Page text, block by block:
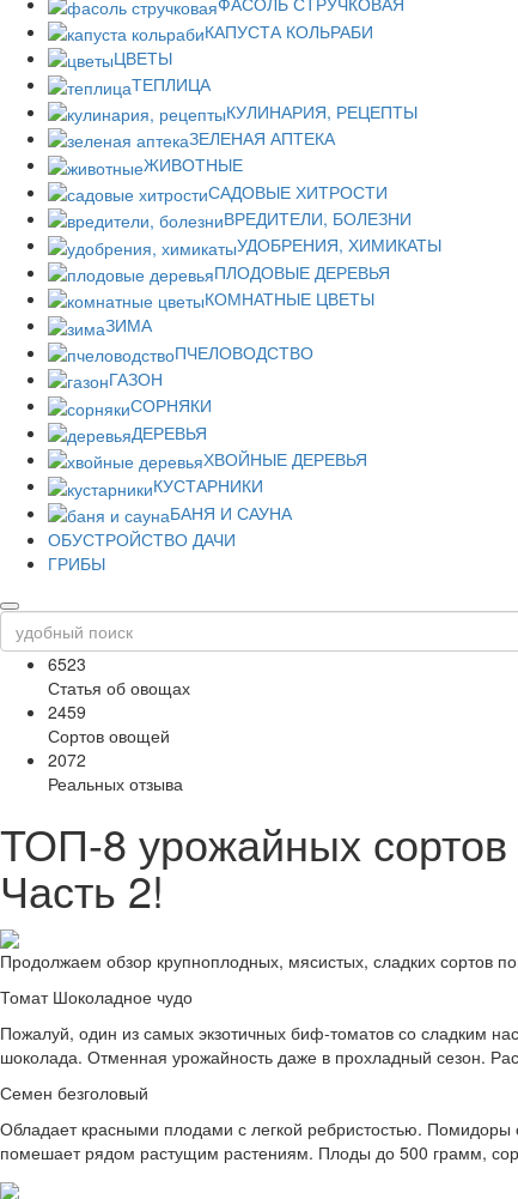
КАПУСТА КОЛЬРАБИ
ЦВЕТЫ
ТЕПЛИЦА
КУЛИНАРИЯ, РЕЦЕПТЫ
ЗЕЛЕНАЯ АПТЕКА
ЖИВОТНЫЕ
САДОВЫЕ ХИТРОСТИ
ВРЕДИТЕЛИ, БОЛЕЗНИ
УДОБРЕНИЯ, ХИМИКАТЫ
ПЛОДОВЫЕ ДЕРЕВЬЯ
КОМНАТНЫЕ ЦВЕТЫ
ЗИМА
ПЧЕЛОВОДСТВО
ГАЗОН
СОРНЯКИ
ДЕРЕВЬЯ
ХВОЙНЫЕ ДЕРЕВЬЯ
КУСТАРНИКИ
БАНЯ И САУНА
ОБУСТРОЙСТВО ДАЧИ
ГРИБЫ
6523
Статья об овощах
2459
Сортов овощей
2072
Реальных отзыва
ТОП-8 урожайных
Часть 2!
Продолжаем обзор крупноплодных, мясистых, сладких сортов
Томат Шоколадное чудо
Пожалуй, один из самых экзотичных биф-томатов со сладким
шоколада. Отменная урожайность даже в прохладный сезон.
Семен безголовый
Обладает красными плодами с легкой ребристостью.
помешает рядом растущим растениям. Плоды до 500 грамм,